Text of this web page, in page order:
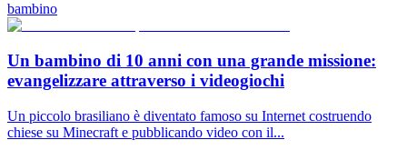
bambino
Un bambino di 10 anni con una grande missione:
evangelizzare attraverso i videogiochi
Un piccolo brasiliano è diventato famoso su Internet costruendo
chiese su Minecraft e pubblicando video con il...